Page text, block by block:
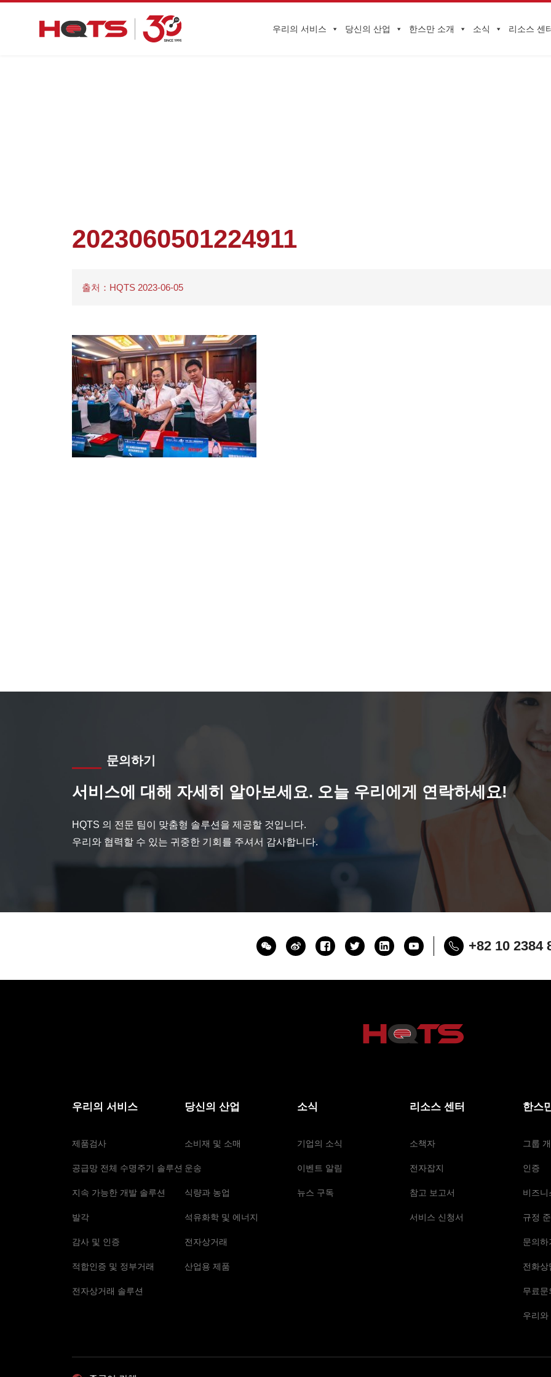
우리의 서비스 당신의 산업 한스만 소개 소식 리소스 센
2023060501224911
출처：HQTS 2023-06-05
문의하기
서비스에 대해 자세히 알아보세요. 오늘 우리에게 연락하세요!
HQTS 의 전문 팀이 맞춤형 솔루션을 제공할 것입니다.
우리와 협력할 수 있는 귀중한 기회를 주셔서 감사합니다.
+82 10 2384
우리의 서비스
제품검사
공급망 전체 수명주기 솔루션
지속 가능한 개발 솔루션
발각
감사 및 인증
적합인증 및 정부거래
전자상거래 솔루션
당신의 산업
소비재 및 소매
운송
식량과 농업
석유화학 및 에너지
전자상거래
산업용 제품
소식
기업의 소식
이벤트 알림
뉴스 구독
리소스 센터
소책자
전자잡지
참고 보고서
서비스 신청서
한스
그룹
인증
비즈니
규정
문의하
전화상
무료문
우리와